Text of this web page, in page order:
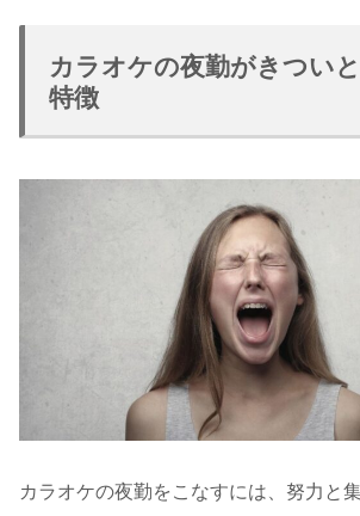
カラオケの夜勤がきつい
特徴
カラオケの夜勤をこなすには、努力と